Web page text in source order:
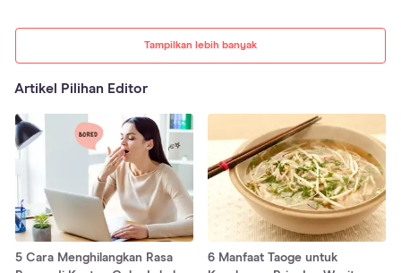
Tampilkan lebih banyak
Artikel Pilihan Editor
5 Cara Menghilangkan Rasa
6 Manfaat Taoge untuk